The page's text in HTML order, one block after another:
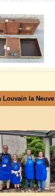
Louvain la